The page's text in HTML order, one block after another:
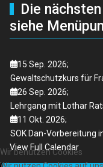
Die
siehe
15 Sep. 2026;
Gewaltschutzkurs für
26 Sep. 2026;
Lehrgang mit Lothar
11 Okt. 2026;
SOK Dan-Vorbereitung
View Full Calendar
Wir benutzen Cookies